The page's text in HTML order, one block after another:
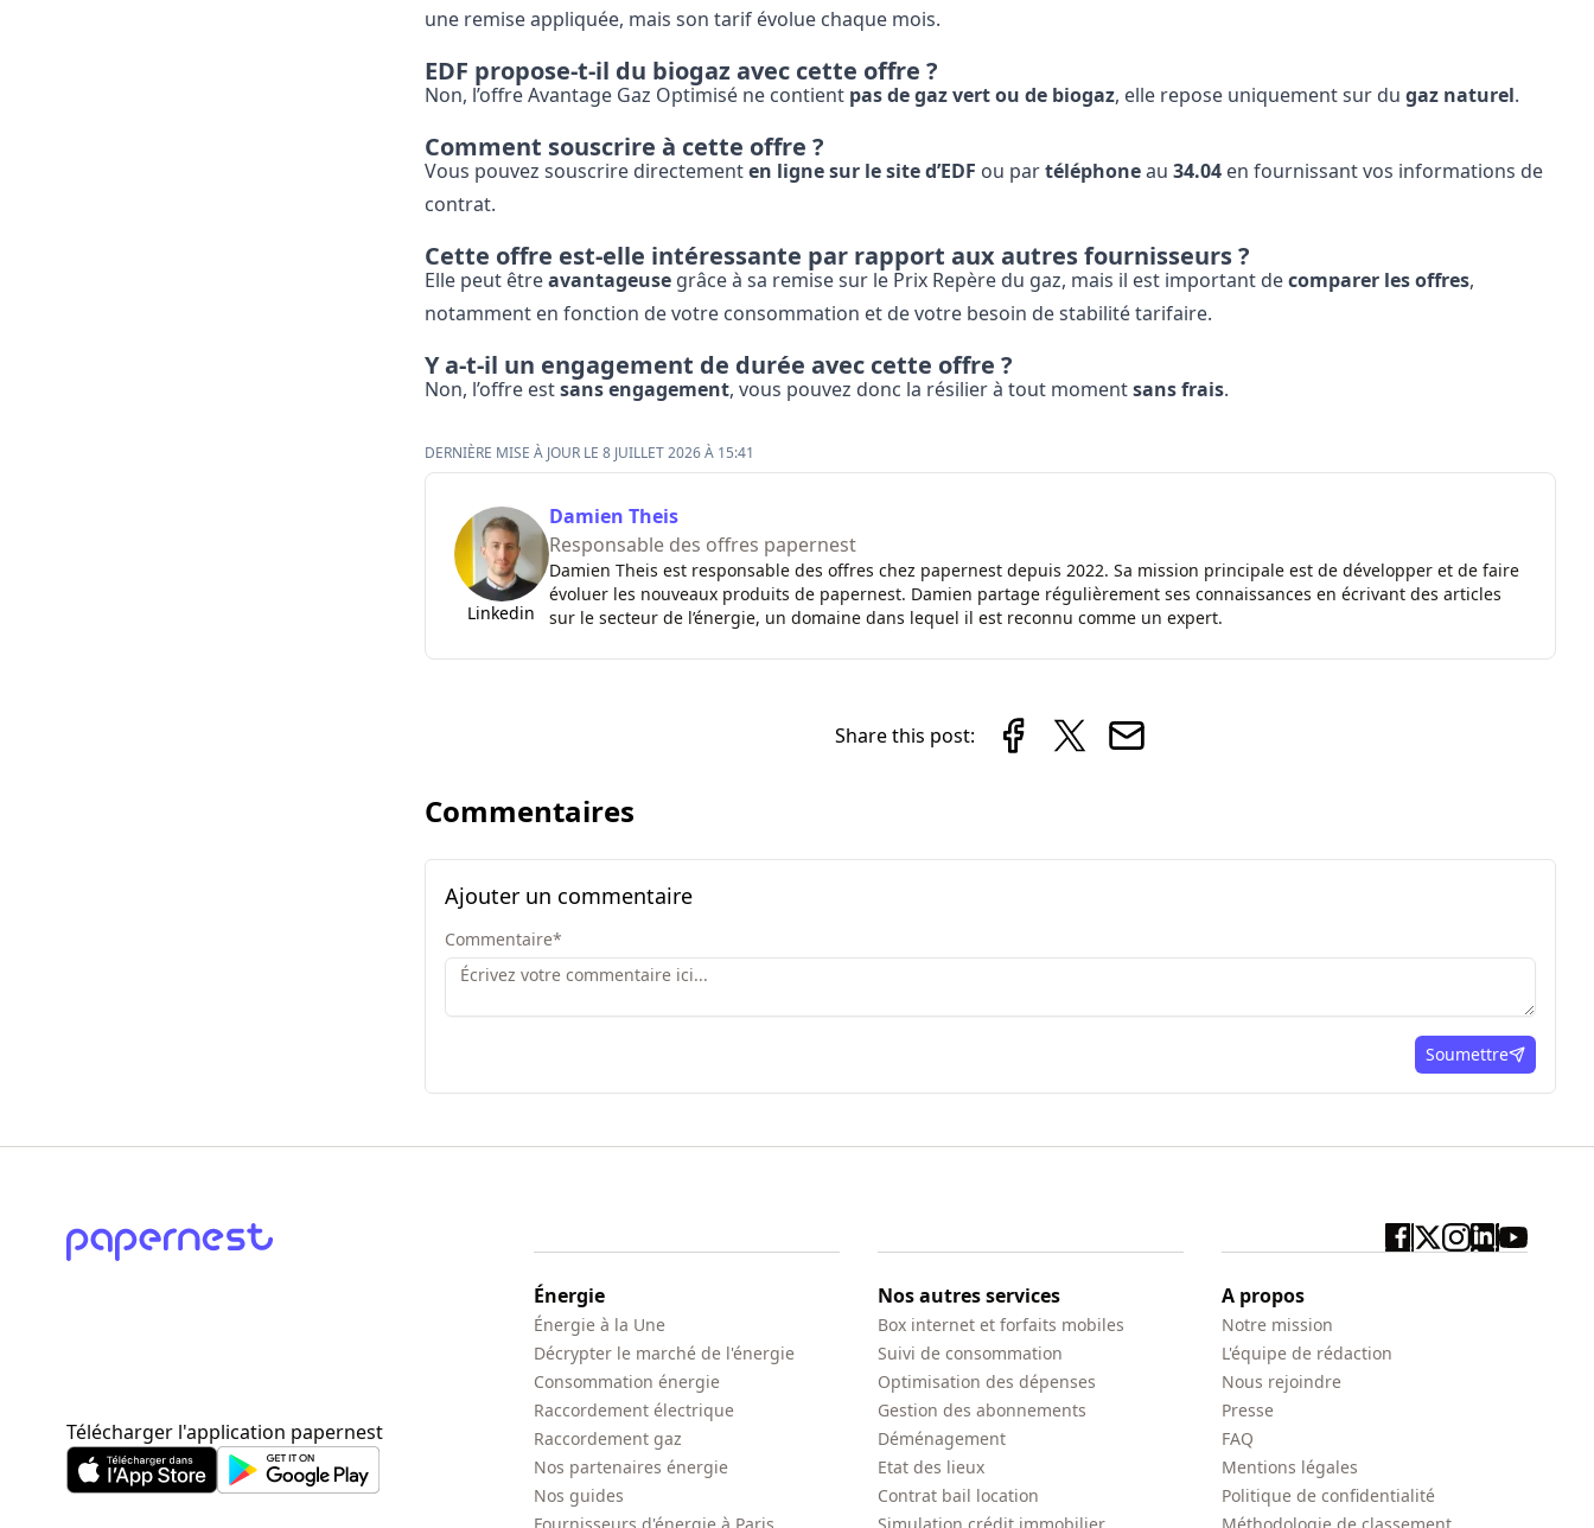
une remise appliquée, mais son tarif évolue chaque mois.
EDF propose-t-il du biogaz avec cette offre ?
Non, l’offre Avantage Gaz Optimisé ne contient pas de gaz vert ou de biogaz, elle repose uniquement sur du gaz naturel.
Comment souscrire à cette offre ?
Vous pouvez souscrire directementen ligne sur le site d’EDF ou partéléphoneau 34.04en fournissant vos informations de
contrat.
Cette offre est-elle intéressante par rapport aux autres fournisseurs ?
Elle peut êtreavantageusegrâce à sa remise sur le Prix Repère du gaz, mais il est important decomparer les offres,
notamment en fonction de votre consommation et de votre besoin de stabilité tarifaire.
Y a-t-il un engagement de durée avec cette offre ?
Non, l’offre estsans engagement, vous pouvez donc la résilier à tout momentsans frais.
DERNIÈRE MISE À JOUR LE 8 JUILLET 2026 À 15:41
Linkedin
Damien Theis
Responsable des offres papernest
Damien Theis est responsable des offres chez papernest depuis 2022. Sa mission principale est de développer et de faire
évoluer les nouveaux produits de papernest. Damien partage régulièrement ses connaissances en écrivant des articles
sur le secteur de l’énergie, un domaine dans lequel il est reconnu comme un expert.
Share this post:
Commentaires
Ajouter un commentaire
Commentaire*
Soumettre
Télécharger l'application papernest
Énergie
Énergie à la Une
Décrypter le marché de l'énergie
Consommation énergie
Raccordement électrique
Raccordement gaz
Nos partenaires énergie
Nos guides
Nos autres services
Box internet et forfaits mobiles
Suivi de consommation
Optimisation des dépenses
Gestion des abonnements
Déménagement
Etat des lieux
Contrat bail location
A propos
Notre mission
L'équipe de rédaction
Nous rejoindre
Presse
FAQ
Mentions légales
Politique de confidentialité